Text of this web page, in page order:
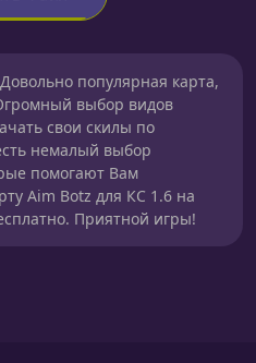
популярная карта,
выбор видов
свои скилы по
немалый выбор
помогают Вам
Aim Botz для КС 1.6 на
Приятной игры!